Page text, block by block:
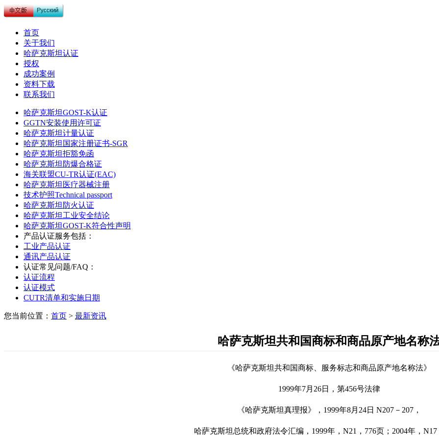
首页
关于我们
哈萨克斯坦认证
授权
成功案例
资料下载
联系我们
哈萨克斯坦GOST-K认证
GGTN安装使用许可证
哈萨克斯坦计量认证
哈萨克斯坦国家注册证书-SGR
哈萨克斯坦拒豁免函
哈萨克斯坦防爆合格证
海关联盟CU-TR认证(EAC)
哈萨克斯坦医疗器械注册
技术护照Technical passport
哈萨克斯坦防火认证
哈萨克斯坦工业安全结论
哈萨克斯坦GOST-K符合性声明
产品认证服务包括：
工业产品认证
通讯产品认证
认证常见问题/FAQ：
认证流程
认证模式
CUTR清单和实施日期
您当前位置： 首页 > 最新资讯
哈萨克斯坦共和国商标和商品原产地名称
《哈萨克斯坦共和国商标、服务标志和商品原产地名称法》
1999年7月26日 ，第456号法律
《哈萨克斯坦真理报》， 1999年8月 24日 N207 － 207 ，
哈萨克斯坦总统和政府法令汇编， 1999年， N21 ， 776页； 2004年， N17